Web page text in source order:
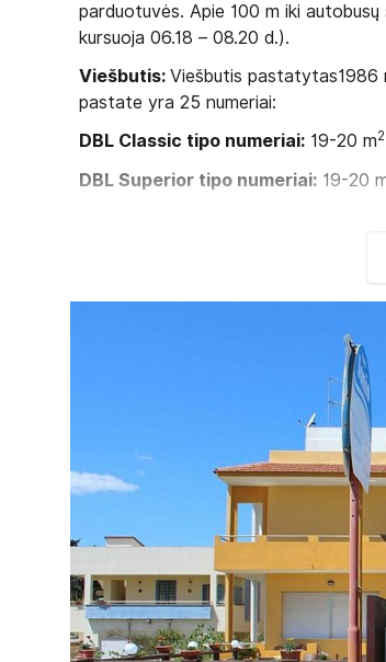
parduotuvės. Apie 100 m iki
kursuoja 06.18 – 08.20 d.).
Viešbutis: Viešbutis pastatytas1986
pastate yra 25 numeriai:
DBL Classic tipo numeriai: 19-20 m2
DBL Superior tipo numeriai: 19-20
Rankšluosčių keitimas: kas antrą
Grindys: plytelės
Numerių tvarkymas: kasdien
Plaukų džiovintuvas: yra
Balkonas
Dušas
Internetas: Wi-Fi nemokamai
Viešbučio teritorijoje: